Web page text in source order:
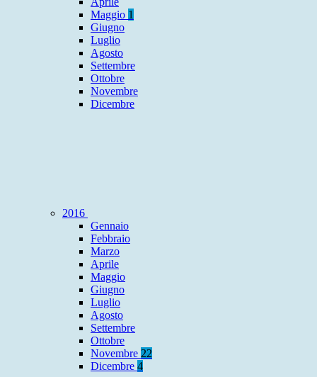
Maggio 1
Giugno
Luglio
Agosto
Settembre
Ottobre
Novembre
Dicembre
2016
Gennaio
Febbraio
Marzo
Aprile
Maggio
Giugno
Luglio
Agosto
Settembre
Ottobre
Novembre 22
Dicembre 4